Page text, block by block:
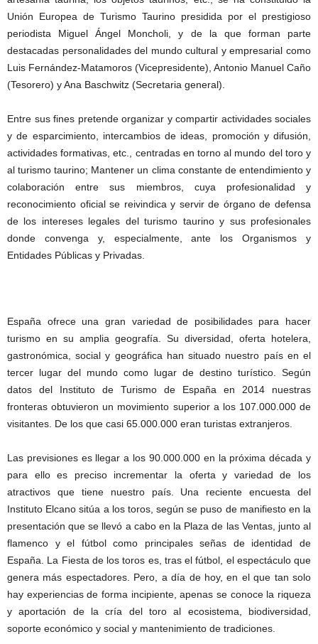
Unión Europea de Turismo Taurino presidida por el prestigioso
periodista Miguel Ángel Moncholi, y de la que forman parte
destacadas personalidades del mundo cultural y empresarial como
Luis Fernández-Matamoros (Vicepresidente), Antonio Manuel Caño
(Tesorero) y Ana Baschwitz (Secretaria general).
Entre sus fines pretende organizar y compartir actividades sociales
y de esparcimiento, intercambios de ideas, promoción y difusión,
actividades formativas, etc., centradas en torno al mundo del toro y
al turismo taurino; Mantener un clima constante de entendimiento y
colaboración entre sus miembros, cuya profesionalidad y
reconocimiento oficial se reivindica y servir de órgano de defensa
de los intereses legales del turismo taurino y sus profesionales
donde convenga y, especialmente, ante los Organismos y
Entidades Públicas y Privadas.
España ofrece una gran variedad de posibilidades para hacer
turismo en su amplia geografía. Su diversidad, oferta hotelera,
gastronómica, social y geográfica han situado nuestro país en el
tercer lugar del mundo como lugar de destino turístico. Según
datos del Instituto de Turismo de España en 2014 nuestras
fronteras obtuvieron un movimiento superior a los 107.000.000 de
visitantes. De los que casi 65.000.000 eran turistas extranjeros.
Las previsiones es llegar a los 90.000.000 en la próxima década y
para ello es preciso incrementar la oferta y variedad de los
atractivos que tiene nuestro país. Una reciente encuesta del
Instituto Elcano sitúa a los toros, según se puso de manifiesto en la
presentación que se llevó a cabo en la Plaza de las Ventas, junto al
flamenco y el fútbol como principales señas de identidad de
España. La Fiesta de los toros es, tras el fútbol, el espectáculo que
genera más espectadores. Pero, a día de hoy, en el que tan solo
hay experiencias de forma incipiente, apenas se conoce la riqueza
y aportación de la cría del toro al ecosistema, biodiversidad,
soporte económico y social y mantenimiento de tradiciones.